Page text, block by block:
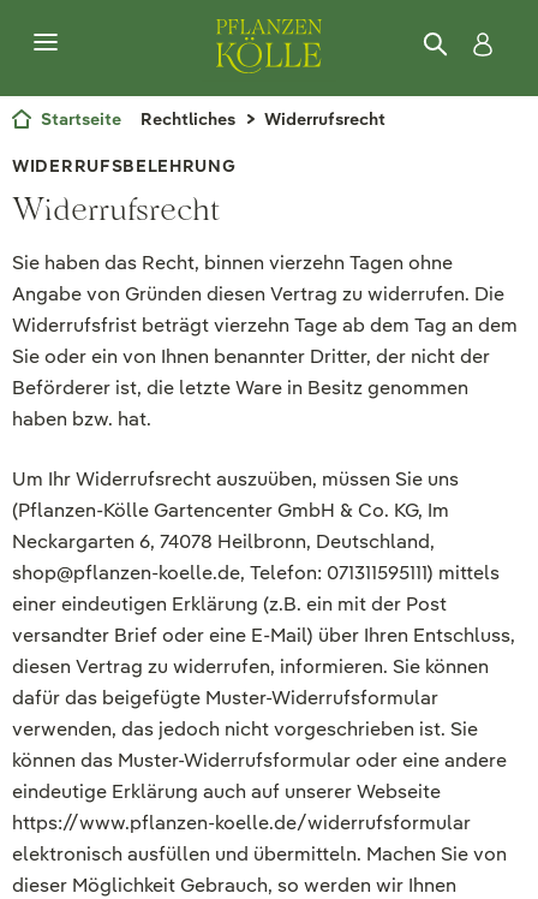
Startseite Rechtliches Widerrufsrecht
WIDERRUFSBELEHRUNG
Widerrufsrecht
Sie haben das Recht, binnen vierzehn Tagen ohne
Angabe von Gründen diesen Vertrag zu widerrufen. Die
Widerrufsfrist beträgt vierzehn Tage ab dem Tag an dem
Sie oder ein von Ihnen benannter Dritter, der nicht der
Beförderer ist, die letzte Ware in Besitz genommen
haben bzw. hat.
Um Ihr Widerrufsrecht auszuüben, müssen Sie uns
(Pflanzen-Kölle Gartencenter GmbH & Co. KG, Im
Neckargarten 6, 74078 Heilbronn, Deutschland,
shop@pflanzen-koelle.de, Telefon: 071311595111) mittels
einer eindeutigen Erklärung (z.B. ein mit der Post
versandter Brief oder eine E-Mail) über Ihren Entschluss,
diesen Vertrag zu widerrufen, informieren. Sie können
dafür das beigefügte Muster-Widerrufsformular
verwenden, das jedoch nicht vorgeschrieben ist. Sie
können das Muster-Widerrufsformular oder eine andere
eindeutige Erklärung auch auf unserer Webseite
https://www.pflanzen-koelle.de/widerrufsformular
elektronisch ausfüllen und übermitteln. Machen Sie von
dieser Möglichkeit Gebrauch, so werden wir Ihnen